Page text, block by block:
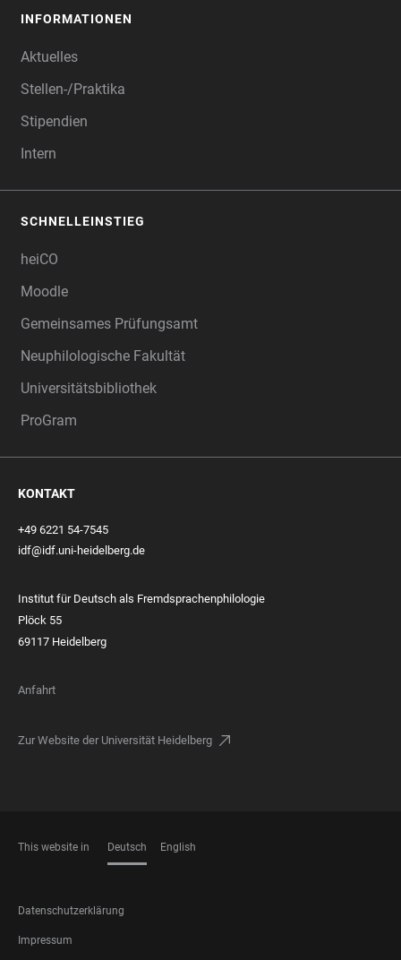
INFORMATIONEN
Aktuelles
Stellen-/Praktika
Stipendien
Intern
SCHNELLEINSTIEG
heiCO
Moodle
Gemeinsames Prüfungsamt
Neuphilologische Fakultät
Universitätsbibliothek
ProGram
KONTAKT
+49 6221 54-7545
idf@idf.uni-heidelberg.de
Institut für Deutsch als Fremdsprachenphilologie
Plöck 55
69117 Heidelberg
Anfahrt
Zur Website der Universität Heidelberg
This website in Deutsch English
FOOTER
LEGAL
Datenschutzerklärung
Impressum